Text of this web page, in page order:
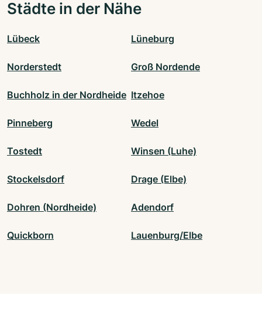
Städte in der Nähe
Lübeck Lüneburg
Norderstedt Groß Nordende
Buchholz in der Nordheide Itzehoe
Pinneberg Wedel
Tostedt Winsen (Luhe)
Stockelsdorf Drage (Elbe)
Dohren (Nordheide) Adendorf
Quickborn Lauenburg/Elbe